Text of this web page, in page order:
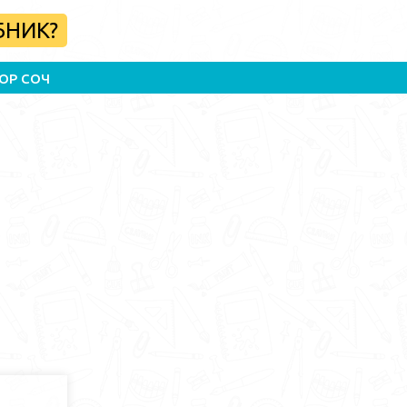
СОЧ